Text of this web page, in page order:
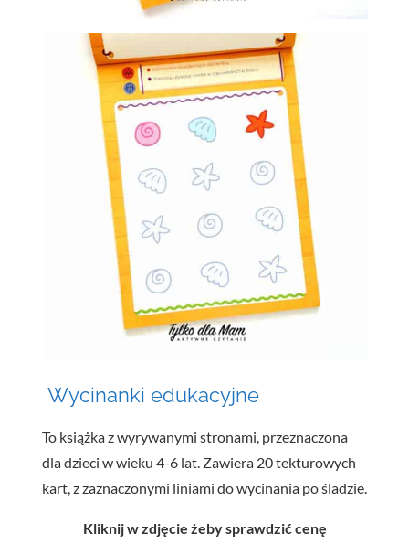
Wycinanki edukacyjne
To książka z wyrywanymi stronami, przeznaczona
dla dzieci w wieku 4-6 lat. Zawiera 20 tekturowych
kart, z zaznaczonymi liniami do wycinania po śladzie.
Kliknij w zdjęcie żeby sprawdzić cenę